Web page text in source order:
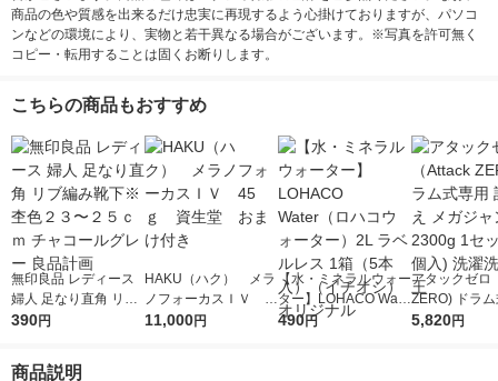
商品の色や質感を出来るだけ忠実に再現するよう心掛けておりますが、パソコ
ンなどの環境により、実物と若干異なる場合がございます。※写真を許可無く
コピー・転用することは固くお断りします。
こちらの商品もおすすめ
無印良品 レディース
婦人 足なり直角 リブ
編み靴下※杢色２３〜
390円
HAKU（ハク） メラ
ノフォーカスＩＶ 4
5ｇ 資生堂 おまけ
11,000円
【水・ミネラルウォー
ター】LOHACO Wate
r（ロハコウォータ
490円
アタックゼロ
ZERO) ドラ
詰め替え メガ
5,820円
商品説明